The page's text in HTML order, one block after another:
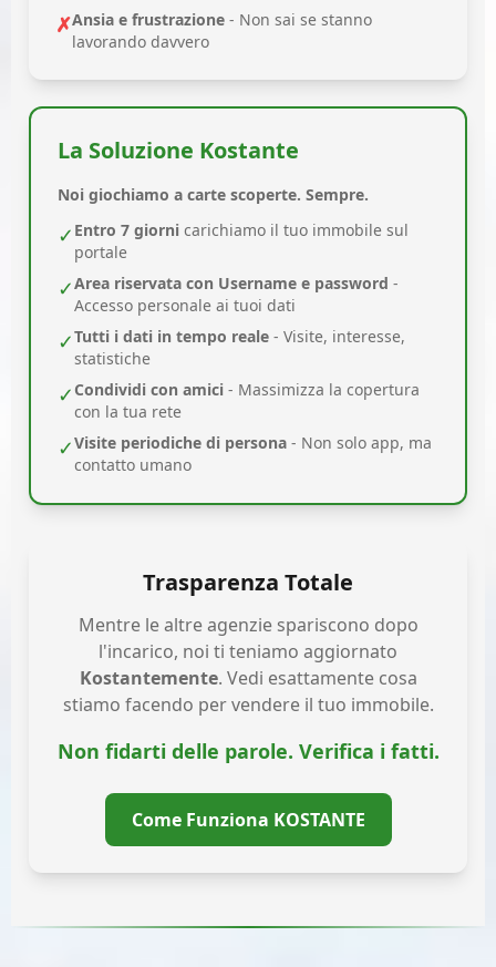
✗Ansia e frustrazione - Non sai se stanno
lavorando davvero
La Soluzione Kostante
Noi giochiamo a carte scoperte. Sempre.
✓ Entro 7 giorni carichiamo il tuo immobile sul
portale
✓Area riservata con Username e password -
Accesso personale ai tuoi dati
✓Tutti i dati in tempo reale - Visite, interesse,
statistiche
✓ Condividi con amici - Massimizza la copertura
con la tua rete
✓Visite periodiche di persona - Non solo app, ma
contatto umano
Trasparenza Totale
Mentre le altre agenzie spariscono dopo
l'incarico, noi ti teniamo aggiornato
Kostantemente. Vedi esattamente cosa
stiamo facendo per vendere il tuo immobile.
Non fidarti delle parole. Verifica i fatti.
Come Funziona KOSTANTE